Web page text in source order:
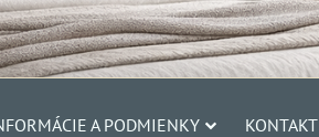
A PODMIENKY KONTAKT